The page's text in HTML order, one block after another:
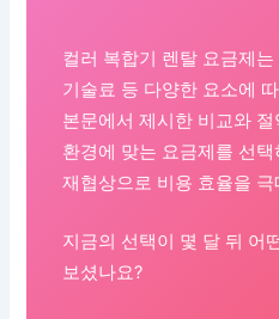
컬러 복합기 렌탈 요금제
기술료 등 다양한 요소에
본문에서 제시한 비교와
환경에 맞는 요금제를 선
재협상으로 비용 효율을
지금의 선택이 몇 달 뒤 어
보셨나요?